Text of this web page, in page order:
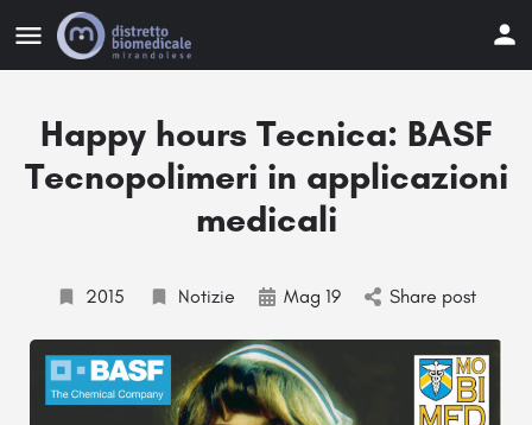
Happy hours Tecnica: BASF
Tecnopolimeri in applicazioni
medicali
2015 Notizie Mag 19 Share post